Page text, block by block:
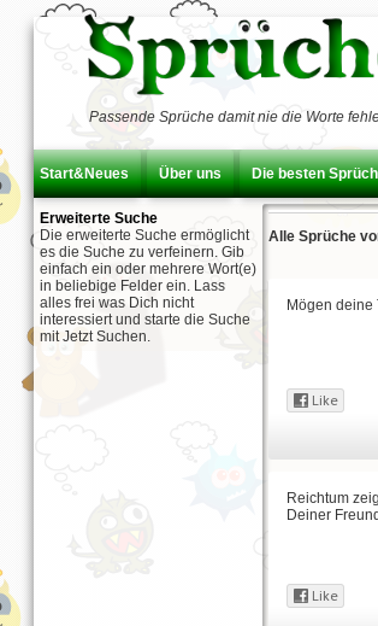
Passende Sprüche damit nie die Worte
Start&Neues Über uns Die besten
Erweiterte Suche
Die erweiterte Suche ermöglicht
es die Suche zu verfeinern. Gib
einfach ein oder mehrere Wort(e)
in beliebige Felder ein. Lass
alles frei was Dich nicht
interessiert und starte die Suche
mit Jetzt Suchen.
Alle Sprüche
Mögen
Reichtum
Deiner